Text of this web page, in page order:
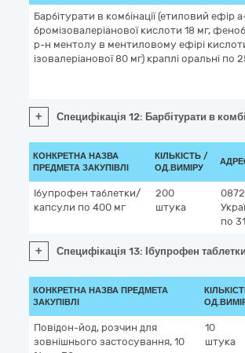
Барбітурати в комбінації (етиловий ефір
бромізовалеріанової кислоти 18 мг,
р-н ментолу в ментиловому ефірі
ізовалеріанової 80 мг) краплі оральні по
+ Специфікація 12: Барбітурати в
КОНКРЕТНА НАЗВА
ПРЕДМЕТА ЗАКУПІВЛІ
КІЛЬКІСТЬ /
ОД.ВИМІРУ
Ібупрофен таблетки/
капсули по 400 мг
200
штука
по
+ Специфікація 13: Ібупрофен
КОНКРЕТНА НАЗВА ПРЕДМЕТА
ЗАКУПІВЛІ
Повідон-йод, розчин для
зовнішнього застосування, 10
10
штука